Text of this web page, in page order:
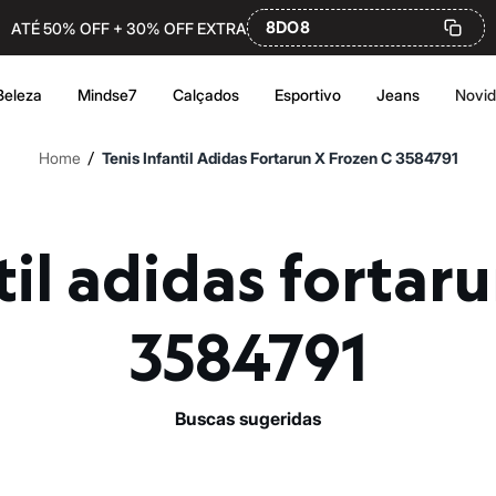
ATÉ 50% OFF + 30% OFF EXTRA 8DO8
Mindse7 Calçados Esportivo Jeans
Home / Tenis Infantil Adidas Fortarun X Frozen C 3584791
3584791
buscas sugeridas